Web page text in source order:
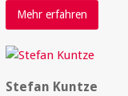
Mehr erfahren
Stefan Kuntze